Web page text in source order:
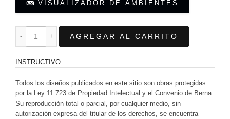
VISUALIZADOR DE AMBIENTES
AGREGAR AL CARRITO
INSTRUCTIVO
Todos los diseños publicados en este sitio son obras protegidas
por la Ley 11.723 de Propiedad Intelectual y el Convenio de Berna.
Su reproducción total o parcial, por cualquier medio, sin
autorización expresa del titular de los derechos, se encuentra